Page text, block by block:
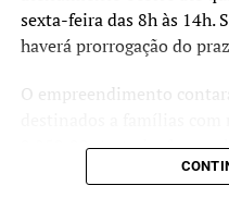
para o
adaptação do município
extremos registrados nos
sexta-feira das 8h às 14h.
haverá prorrogação do
O empreendimento
2.850,00. Ao todo, foram
sendo 100 suplentes.